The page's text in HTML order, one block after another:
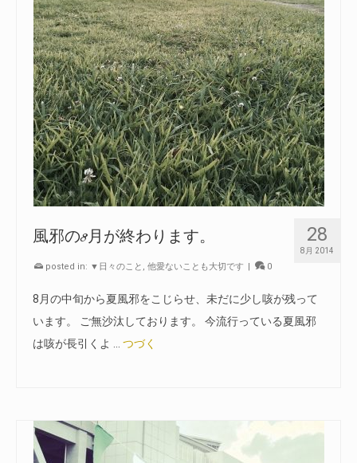
28
8月 2014
風邪の8月が終わります。
posted in: ▼日々のこと , 他愛ないことも大切です | 0
8月の中旬から夏風邪をこじらせ、未だに少し咳が残って
います。 ご無沙汰しております。 今流行っている夏風邪
は咳が長引くよ … つづく